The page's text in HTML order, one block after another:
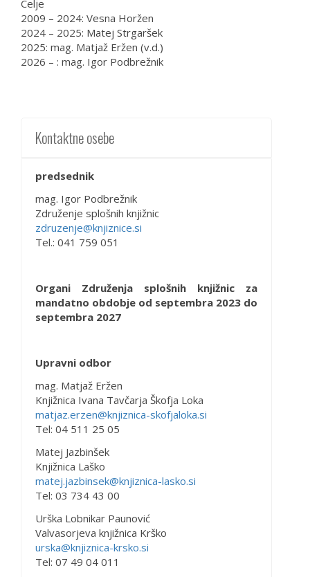
Celje
2009 – 2024: Vesna Horžen
2024 – 2025: Matej Strgaršek
2025: mag. Matjaž Eržen (v.d.)
2026 – : mag. Igor Podbrežnik
Kontaktne osebe
predsednik
mag. Igor Podbrežnik
Združenje splošnih knjižnic
zdruzenje@knjiznice.si
Tel.: 041 759 051
Organi Združenja splošnih knjižnic za
mandatno obdobje od septembra 2023 do
septembra 2027
Upravni odbor
mag. Matjaž Eržen
Knjižnica Ivana Tavčarja Škofja Loka
matjaz.erzen@knjiznica-skofjaloka.si
Tel: 04 511 25 05
Matej Jazbinšek
Knjižnica Laško
matej.jazbinsek@knjiznica-lasko.si
Tel: 03 734 43 00
Urška Lobnikar Paunović
Valvasorjeva knjižnica Krško
urska@knjiznica-krsko.si
Tel: 07 49 04 011